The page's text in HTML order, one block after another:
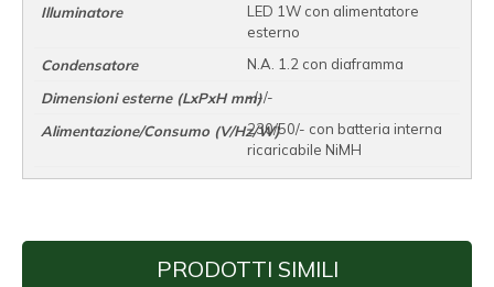
LED 1W con alimentatore
esterno
N.A. 1.2 con diaframma
-/-/-
230/50/- con batteria interna
ricaricabile NiMH
PRODOTTI SIMILI